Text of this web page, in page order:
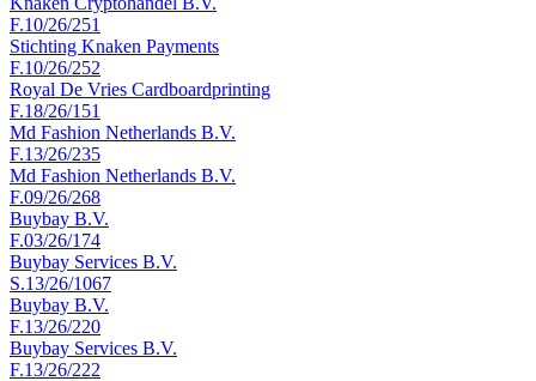
F.10/26/251
Stichting Knaken Payments
F.10/26/252
Royal De Vries Cardboardprinting
F.18/26/151
Md Fashion Netherlands B.V.
F.13/26/235
Md Fashion Netherlands B.V.
F.09/26/268
Buybay B.V.
F.03/26/174
Buybay Services B.V.
S.13/26/1067
Buybay B.V.
F.13/26/220
Buybay Services B.V.
F.13/26/222